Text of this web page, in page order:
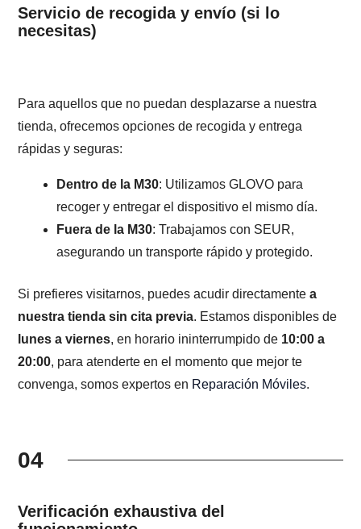
Servicio de recogida y envío (si lo
necesitas)
Para aquellos que no puedan desplazarse a nuestra
tienda, ofrecemos opciones de recogida y entrega
rápidas y seguras:
Dentro de la M30: Utilizamos GLOVO para
recoger y entregar el dispositivo el mismo día.
Fuera de la M30: Trabajamos con SEUR,
asegurando un transporte rápido y protegido.
Si prefieres visitarnos, puedes acudir directamentea
nuestra tienda sin cita previa. Estamos disponibles de
lunes a viernes, en horario ininterrumpido de 10:00 a
20:00, para atenderte en el momento que mejor te
convenga, somos expertos en Reparación Móviles.
04
Verificación exhaustiva del